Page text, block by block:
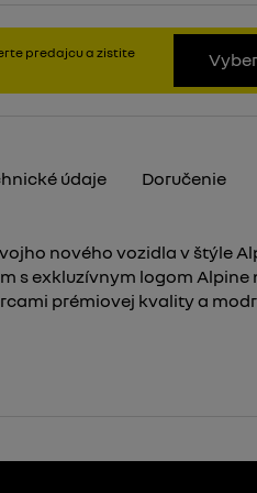
predajcu a zistite
údaje Doručenie
nového vozidla v štýle
s exkluzívnym logom Alpine
prémiovej kvality a